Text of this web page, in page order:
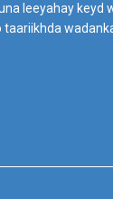
leeyahay keyd
taariikhda